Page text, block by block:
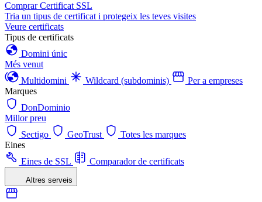
Comprar Certificat SSL
Tria un tipus de certificat i protegeix les teves visites
Veure certificats
Tipus de certificats
Domini únic
Més venut
Multidomini
Wildcard (subdominis)
Per a empreses
Marques
DonDominio
Millor preu
Sectigo
GeoTrust
Totes les marques
Eines
Eines de SSL
Comparador de certificats
Altres serveis